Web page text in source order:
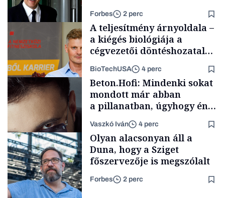
Politika
Forbes 2 perc
Content Lab HUB
A teljesítmény árnyoldala –
a kiégés biológiája a
cégvezetői döntéshozatal
BioTechUSA 4 perc
Forbes-sztori
Beton.Hofi: Mindenki sokat
mondott már abban
a pillanatban, úgyhogy én
gondolataimat akartam
kimondani
Vaszkó Iván 4 perc
Olyan alacsonyan áll a
Duna, hogy a Sziget
főszervezője is megszólalt
Forbes 2 perc